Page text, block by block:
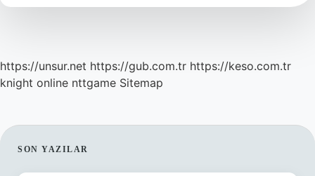
Saat
https://unsur.net https://gub.com.tr https://keso.com.tr
knight online nttgame Sitemap
SIDEBAR
SON YAZILAR